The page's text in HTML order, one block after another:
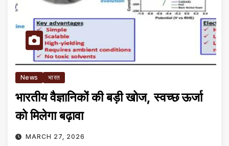
News भारत
भारतीय वैज्ञानिकों की बड़ी खोज, स्वच्छ ऊर्जा
को मिलेगा बढ़ावा
MARCH 27, 2026